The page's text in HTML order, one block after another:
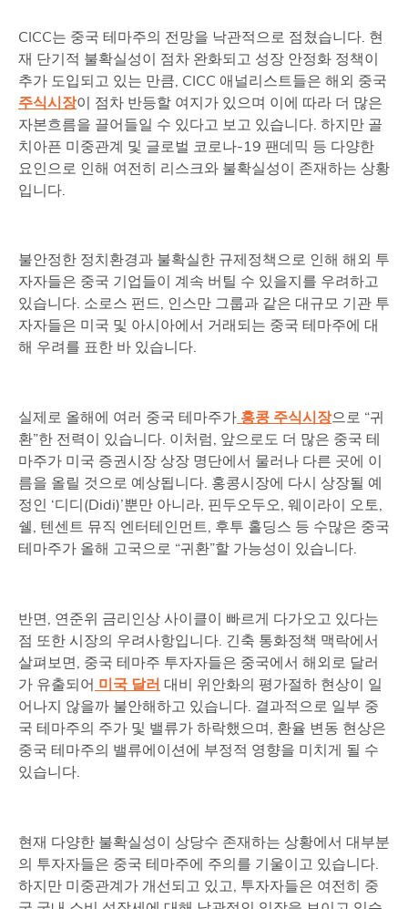
CICC는 중국 테마주의 전망을 낙관적으로 점쳤습니다. 현
재 단기적 불확실성이 점차 완화되고 성장 안정화 정책이
추가 도입되고 있는 만큼, CICC 애널리스트들은 해외 중국
주식시장이 점차 반등할 여지가 있으며 이에 따라 더 많은
자본흐름을 끌어들일 수 있다고 보고 있습니다. 하지만 골
치아픈 미중관계 및 글로벌 코로나-19 팬데믹 등 다양한
요인으로 인해 여전히 리스크와 불확실성이 존재하는 상황
입니다.
불안정한 정치환경과 불확실한 규제정책으로 인해 해외 투
자자들은 중국 기업들이 계속 버틸 수 있을지를 우려하고
있습니다. 소로스 펀드, 인스만 그룹과 같은 대규모 기관 투
자자들은 미국 및 아시아에서 거래되는 중국 테마주에 대
해 우려를 표한 바 있습니다.
실제로 올해에 여러 중국 테마주가 홍콩 주식시장으로 “귀
환”한 전력이 있습니다. 이처럼, 앞으로도 더 많은 중국 테
마주가 미국 증권시장 상장 명단에서 물러나 다른 곳에 이
름을 올릴 것으로 예상됩니다. 홍콩시장에 다시 상장될 예
정인 ‘디디(Didi)’뿐만 아니라, 핀두오두오, 웨이라이 오토,
쉘, 텐센트 뮤직 엔터테인먼트, 후투 홀딩스 등 수많은 중국
테마주가 올해 고국으로 “귀환”할 가능성이 있습니다.
반면, 연준위 금리인상 사이클이 빠르게 다가오고 있다는
점 또한 시장의 우려사항입니다. 긴축 통화정책 맥락에서
살펴보면, 중국 테마주 투자자들은 중국에서 해외로 달러
가 유출되어 미국 달러 대비 위안화의 평가절하 현상이 일
어나지 않을까 불안해하고 있습니다. 결과적으로 일부 중
국 테마주의 주가 및 밸류가 하락했으며, 환율 변동 현상은
중국 테마주의 밸류에이션에 부정적 영향을 미치게 될 수
있습니다.
현재 다양한 불확실성이 상당수 존재하는 상황에서 대부분
의 투자자들은 중국 테마주에 주의를 기울이고 있습니다.
하지만 미중관계가 개선되고 있고, 투자자들은 여전히 중